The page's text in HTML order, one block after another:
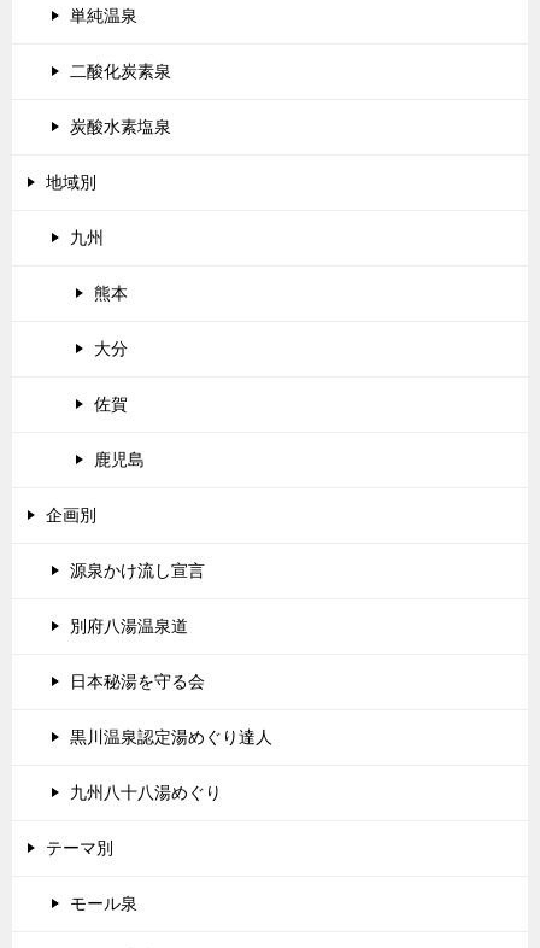
単純温泉
二酸化炭素泉
炭酸水素塩泉
地域別
九州
熊本
大分
佐賀
鹿児島
企画別
源泉かけ流し宣言
別府八湯温泉道
日本秘湯を守る会
黒川温泉認定湯めぐり達人
九州八十八湯めぐり
テーマ別
モール泉